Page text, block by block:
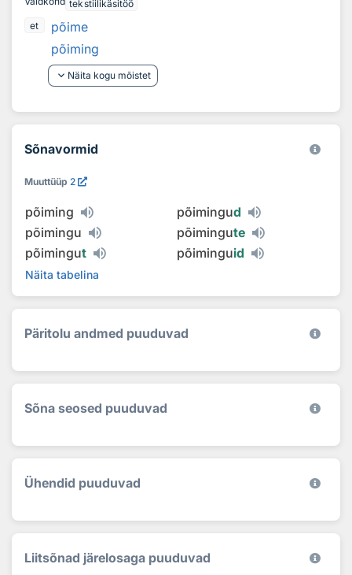
tekstiilikäsitöö
et
põime
põiming
keyboard_arrow_down Näita kogu mõistet
Sõnavormid
Muuttüüp 2
põiming põimingud
põimingu
põimingute
põimingut põiminguid
Näita tabelina
Päritolu andmed puuduvad
Sõna seosed puuduvad
Ühendid puuduvad
Liitsõnad järelosaga puuduvad